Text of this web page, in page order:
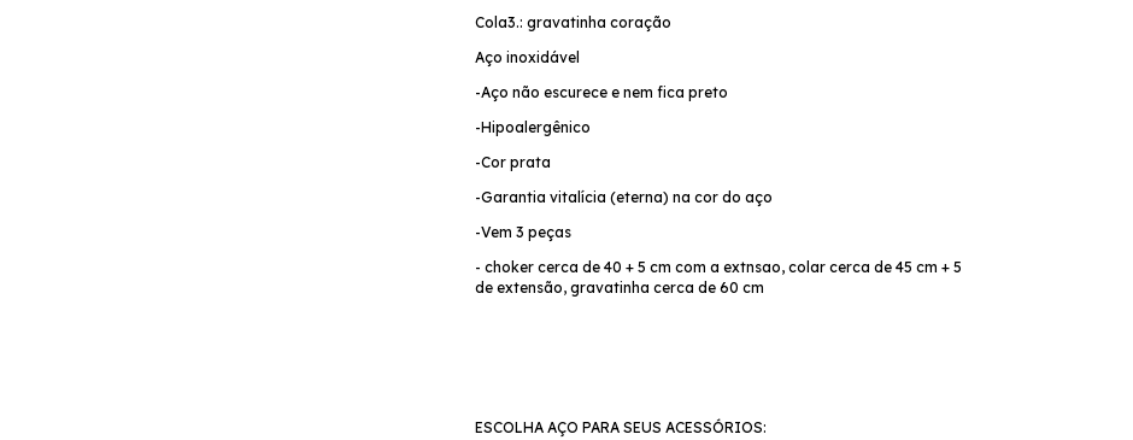
Cola3.: gravatinha coração
Aço inoxidável
-Aço não escurece e nem fica preto
-Hipoalergênico
-Cor prata
-Garantia vitalícia (eterna) na cor do aço
-Vem 3 peças
- choker cerca de 40 + 5 cm com a extnsao, colar cerca de 45 cm + 5
de extensão, gravatinha cerca de 60 cm
ESCOLHA AÇO PARA SEUS ACESSÓRIOS: